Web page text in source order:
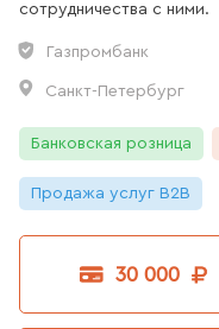
сотрудничества с ними.
Газпромбанк
Санкт-Петербург
Банковская розница
Продажа услуг B2B
30 000